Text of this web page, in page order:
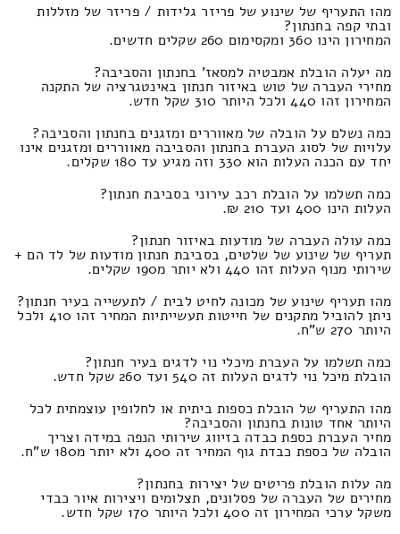
מהו התעריף של שינוע של פריזר גלידות / פריזר של מזללות
ובתי קפה בחנתון?
המחירון הינו 360 ומקסימום 260 שקלים חדשים.
מה יעלה הובלת אמבטיה למסאז' בחנתון והסביבה?
מחירי העברה של טוש באיזור חנתון באינטגרציה של התקנה
המחירון זהו 440 ולכל היותר 310 שקל חדש.
כמה נשלם על הובלה של מאווררים ומזגנים בחנתון והסביבה?
עלויות של לסוג העברת בחנתון והסביבה מאווררים ומזגנים אינו
יחד עם הכנה העלות הוא 330 וזה מגיע עד 180 שקלים.
כמה תשלמו על הובלת רכב עירוני בסביבת חנתון?
העלות הינו 400 ועד 210 ₪.
כמה עולה העברה של מודעות באיזור חנתון?
תעריף של שינוע של שלטים, בסביבת חנתון מודעות של לד הם +
שירותי מנוף העלות זהו 440 ולא יותר מ190 שקלים.
מהו תעריף שינוע של מכונה לחיט לבית / לתעשייה בעיר חנתון?
ניתן להוביל מתקנים של חייטות תעשייתיות המחיר זהו 410 ולכל
היותר 270 ש"ח.
כמה תשלמו על העברת מיכלי נוי לדגים בעיר חנתון?
הובלת מיכל נוי לדגים העלות זה 540 ועד 260 שקל חדש.
מהו התעריף של הובלת כספות ביתית או לחלופין עוצמתית לכל
היותר אחד טונות בחנתון והסביבה?
מחיר העברת כספת כבדה בזיווג שירותי הנפה במידה וצריך
הובלה של כספת כבדת גוף המחיר זה 400 ולא יותר מ180 ש"ח.
מה עלות הובלת פריטים של יצירות בחנתון?
מחירים של העברה של פסלונים, תצלומים ויצירות איור כבדי
משקל ערכי המחירון זה 400 ולכל היותר 170 שקל חדש.